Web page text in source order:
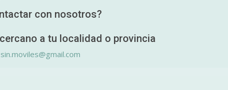
con nosotros?
a tu localidad o provincia